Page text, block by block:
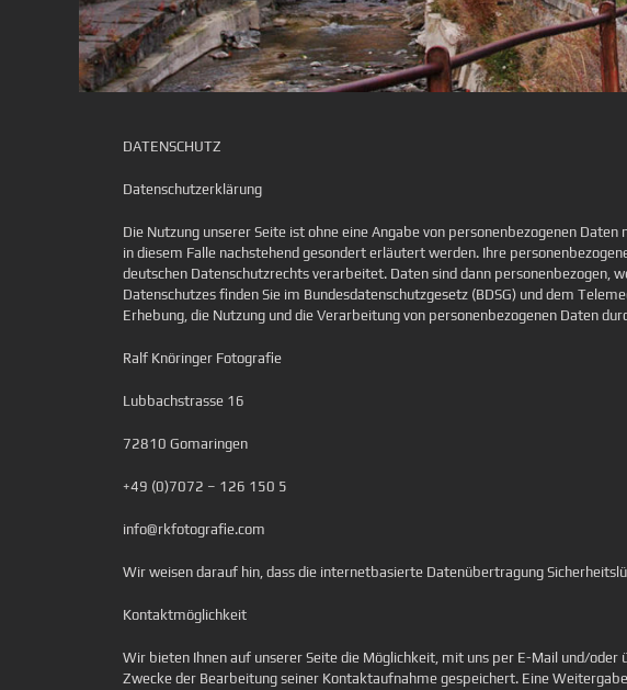
DATENSCHUTZ
Datenschutzerklärung
Die Nutzung unserer Seite ist ohne eine Angabe von personenbezogenen
in diesem Falle nachstehend gesondert erläutert werden. Ihre
deutschen Datenschutzrechts verarbeitet. Daten sind dann personenbezogen,
Datenschutzes finden Sie im Bundesdatenschutzgesetz (BDSG) und dem
Erhebung, die Nutzung und die Verarbeitung von personenbezogenen Daten
Ralf Knöringer Fotografie
Lubbachstrasse 16
72810 Gomaringen
+49 (0)7072 – 126 150 5
info@rkfotografie.com
Wir weisen darauf hin, dass die internetbasierte Datenübertragung
Kontaktmöglichkeit
Wir bieten Ihnen auf unserer Seite die Möglichkeit, mit uns per E-Mail und/
Zwecke der Bearbeitung seiner Kontaktaufnahme gespeichert. Eine